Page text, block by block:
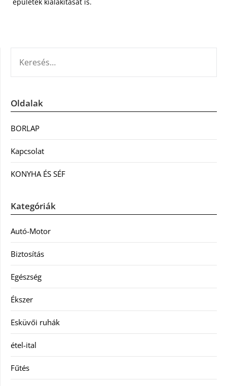
épületek kialakítását is.
Oldalak
BORLAP
Kapcsolat
KONYHA ÉS SÉF
Kategóriák
Autó-Motor
Biztosítás
Egészség
Ékszer
Esküvői ruhák
étel-ital
Fűtés